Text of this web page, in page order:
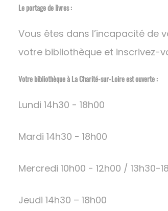
Le portage de livres :
Vous êtes dans l’incapacité de
votre bibliothèque et inscrivez-
​​​​​​​Votre bibliothèque à La Charité-sur-Loire est ouverte :
Lundi 14h30 - 18h00
Mardi 14h30 - 18h00
Mercredi 10h00 - 12h00 / 13h30-
Jeudi 14h30 – 18h00